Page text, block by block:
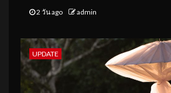
2 วัน ago admin
UPDATE